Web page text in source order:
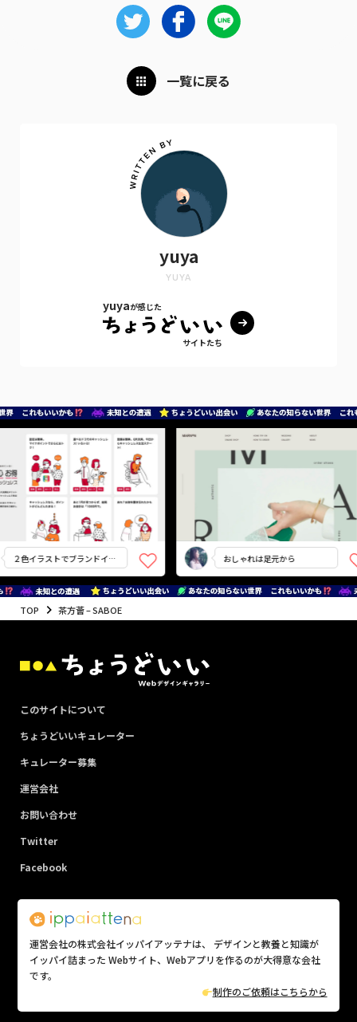
一覧に戻る
yuya
YUYA
yuyaが感じた
サイトたち
２色イラストでブランドイメ
ージに寄り添う
おしゃれは足元から
TOP 茶方薈 – SABOE
このサイトについて
ちょうどいいキュレーター
キュレーター募集
運営会社
お問い合わせ
Twitter
Facebook
運営会社の株式会社イッパイアッテナは、 デザインと教養と知識が
イッパイ詰まった Webサイト、Webアプリを作るのが大得意な会社
です。
制作のご依頼はこちらから